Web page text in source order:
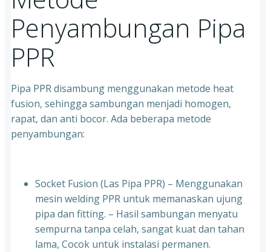
Penyambungan Pipa
PPR
Pipa PPR disambung menggunakan metode heat
fusion, sehingga sambungan menjadi homogen,
rapat, dan anti bocor. Ada beberapa metode
penyambungan:
Socket Fusion (Las Pipa PPR) – Menggunakan
mesin welding PPR untuk memanaskan ujung
pipa dan fitting. – Hasil sambungan menyatu
sempurna tanpa celah, sangat kuat dan tahan
lama, Cocok untuk instalasi permanen.